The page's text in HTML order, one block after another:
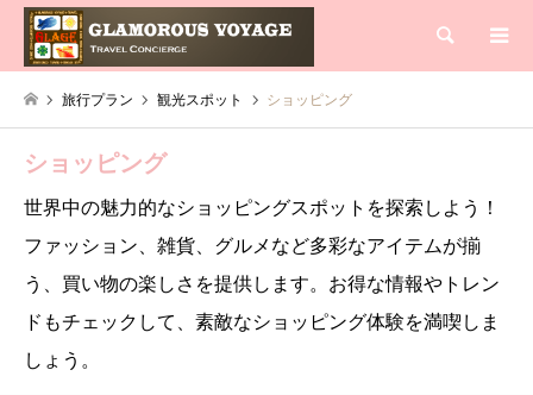
検索
旅行プラン 観光スポット ショッピング
ショッピング
世界中の魅力的なショッピングスポットを探索しよう！
ファッション、雑貨、グルメなど多彩なアイテムが揃
う、買い物の楽しさを提供します。お得な情報やトレン
ドもチェックして、素敵なショッピング体験を満喫しま
しょう。